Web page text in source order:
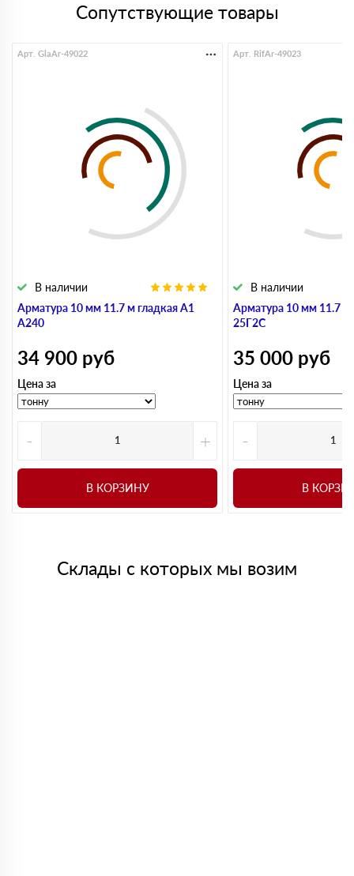
Сопутствующие товары
Арматура 10 мм 11.7 м гладкая А1
А240
В наличии
Арт. GlaAr-49022
34 900 руб
Цена за
- +
В КОРЗИНУ
Арматура 10 мм 11.7 м
25Г2С
В наличии
Арт. RifAr-49023
35 000 руб
Цена за
-
В
Склады с которых мы возим